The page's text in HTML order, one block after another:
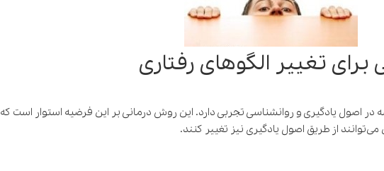
تغییر الگوهای رفتاری
اصول یادگیری و روانشناسی تجربی دارد. این روش درمانی بر این فرضیه استوار است که
می‌توانند از طریق اصول یادگیری نیز تغییر کنند.